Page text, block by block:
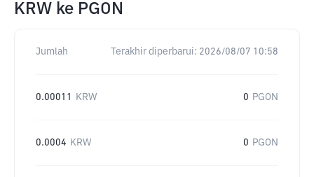
KRW ke PGON
Jumlah Terakhir diperbarui: 2026/08/07 10:58
0.00011 KRW 0 PGON
0.0004 KRW 0 PGON